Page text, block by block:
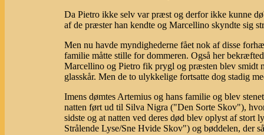
Da Pietro ikke selv var præst og derfor ikke kunne
af de præster han kendte og Marcellino skyndte sig
Men nu havde myndighederne fået nok af disse
familie måtte stille for dommeren. Også her
Marcellino og Pietro fik prygl og præsten blev smidt
glasskår. Men de to ulykkelige fortsatte dog stadig
Imens dømtes Artemius og hans familie og blev
natten ført ud til Silva Nigra ("Den Sorte Skov"),
sidste og at natten ved deres død blev oplyst af
Strålende Lyse/Sne Hvide Skov") og bøddelen, der